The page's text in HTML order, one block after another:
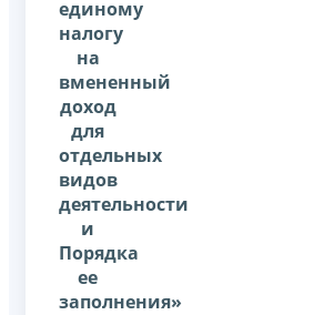
единому
налогу
на
вмененный
доход
для
отдельных
видов
деятельности
и
Порядка
ее
заполнения»